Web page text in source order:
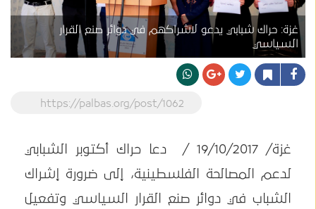
غزة: حراك شبابي يدعو لاشراكهم في دوائر صنع القرار
السياسي
https://palbas.org/post/1062
غزة/ 19/10/2017 / دعا حراك أكتوبر الشبابي
لدعم المصالحة الفلسطينية، إلى ضرورة إشراك
الشباب في دوائر صنع القرار السياسي وتفعيل